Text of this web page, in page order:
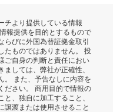
チより提供している情報
報提供を目的とするもので
らびに外国為替証拠金取引
たものではありません。 投
ご自身の判断と責任におい
しては、弊社が正確性、
。 また、予告なしに内容を
ださい。 商用目的で情報の
、独自に加工すること、
譲渡または使用させること